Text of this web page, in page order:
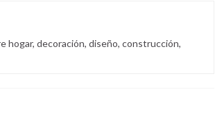
hogar, decoración, diseño, construcción,